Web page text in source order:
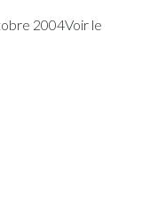
2004Voir le